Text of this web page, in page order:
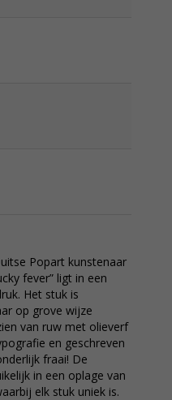
Popart kunstenaar
fever” ligt in een
Het stuk is
op grove wijze
van ruw met olieverf
en geschreven
fraai! De
in een oplage van
elk stuk uniek is.